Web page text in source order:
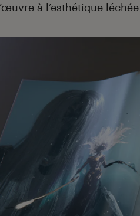
à l’esthétique